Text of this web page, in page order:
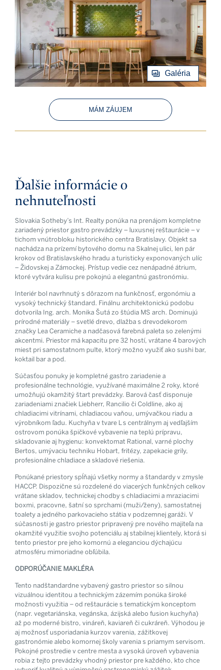
Galéria
MÁM ZÁUJEM
Ďalšie informácie o
nehnuteľnosti
Slovakia Sotheby’s Int. Realty ponúka na prenájom kompletne
zariadený priestor gastro prevádzky – luxusnej reštaurácie – v
tichom vnútrobloku historického centra Bratislavy. Objekt sa
nachádza na prízemí bytového domu na Skalnej ulici, len pár
krokov od Bratislavského hradu a turisticky exponovaných ulíc
– Židovskej a Zámockej. Prístup vedie cez nenápadné átrium,
ktoré vytvára kulisu pre pokojnú a elegantnú gastronómiu.
Interiér bol navrhnutý s dôrazom na funkčnosť, ergonómiu a
vysoký technický štandard. Finálnu architektonickú podobu
dotvorila Ing. arch. Monika Šutá zo štúdia MS arch. Dominujú
prírodné materiály – svetlé drevo, dlažba s drevodekorom
značky Lea Ceramiche a nadčasová farebná paleta so zelenými
akcentmi. Priestor má kapacitu pre 32 hostí, vrátane 4 barových
miest pri samostatnom pulte, ktorý možno využiť ako sushi bar,
koktail bar a pod.
Súčasťou ponuky je kompletné gastro zariadenie a
profesionálne technológie, využívané maximálne 2 roky, ktoré
umožňujú okamžitý štart prevádzky. Barová časť disponuje
zariadeniami značiek Liebherr, Rancilio či Coldline, ako aj
chladiacimi vitrínami, chladiacou vaňou, umývačkou riadu a
výrobníkom ľadu. Kuchyňa v tvare L s centrálnym aj vedľajším
ostrovom ponúka špičkové vybavenie na teplú prípravu,
skladovanie aj hygienu: konvektomat Rational, varné plochy
Bertos, umývaciu techniku Hobart, fritézy, zapekacie grily,
profesionálne chladiace a skladové riešenia.
Ponúkané priestory spĺňajú všetky normy a štandardy v zmysle
HACCP. Dispozične sú rozdelené do viacerých funkčných celkov
vrátane skladov, technickej chodby s chladiacimi a mraziacimi
boxmi, pracovne, šatní so sprchami (muži/ženy), samostatnej
toalety a jedného parkovacieho státia v podzemnej garáži. V
súčasnosti je gastro priestor pripravený pre nového majiteľa na
okamžité využitie svojho potenciálu aj stabilnej klientely, ktorá si
tento priestor pre jeho komornú a eleganciou dýchajúcu
atmosféru mimoriadne obľúbila.
ODPORÚČANIE MAKLÉRA
Tento nadštandardne vybavený gastro priestor so silnou
vizuálnou identitou a technickým zázemím ponúka široké
možnosti využitia – od reštaurácie s tematickým konceptom
(napr. vegetariánska, vegánska, ázijská alebo fusion kuchyňa)
až po moderné bistro, vináreň, kaviareň či cukráreň. Výhodou je
aj možnosť usporiadania kurzov varenia, zážitkovej
gastronómie alebo komornej školy varenia s priamym servisom.
Pokojné prostredie v centre mesta a vysoká úroveň vybavenia
robia z tejto prevádzky vhodný priestor pre každého, kto chce